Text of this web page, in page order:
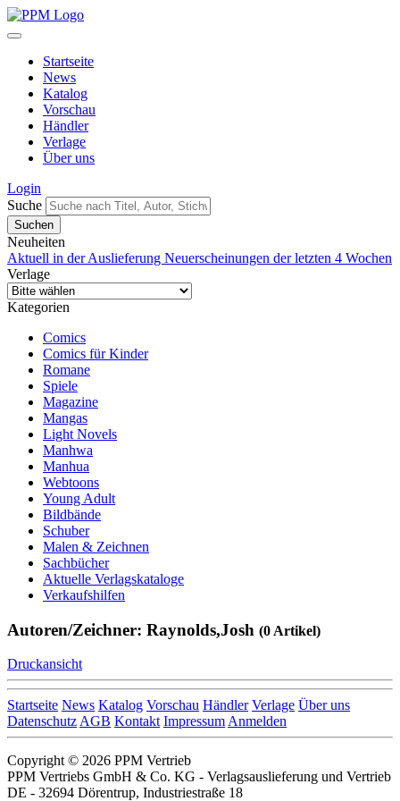
Startseite
News
Katalog
Vorschau
Händler
Verlage
Über uns
Login
Suche
Neuheiten
Aktuell in der Auslieferung Neuerscheinungen der letzten 4 Wochen
Verlage
Kategorien
Comics
Comics für Kinder
Romane
Spiele
Magazine
Mangas
Light Novels
Manhwa
Manhua
Webtoons
Young Adult
Bildbände
Schuber
Malen & Zeichnen
Sachbücher
Aktuelle Verlagskataloge
Verkaufshilfen
Autoren/Zeichner: Raynolds,Josh (0 Artikel)
Druckansicht
Startseite News Katalog Vorschau Händler Verlage Über uns
DatenschutzAGB Kontakt ImpressumAnmelden
Copyright © 2026 PPM Vertrieb
PPM Vertriebs GmbH & Co. KG - Verlagsauslieferung und Vertrieb
DE - 32694 Dörentrup, Industriestraße 18